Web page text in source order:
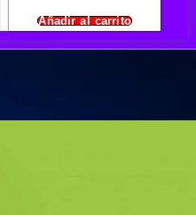
Añadir al carrito